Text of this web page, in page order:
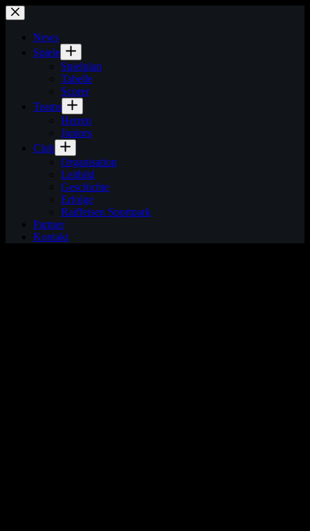
Zum
Inhalt
springenNews
Spiele
Spielplan
Tabelle
Scorer
Teams
Herren
Juniors
Club
Organisation
Leitbild
Geschichte
Erfolge
Raiffeisen Sportpark
Partner
Kontakt